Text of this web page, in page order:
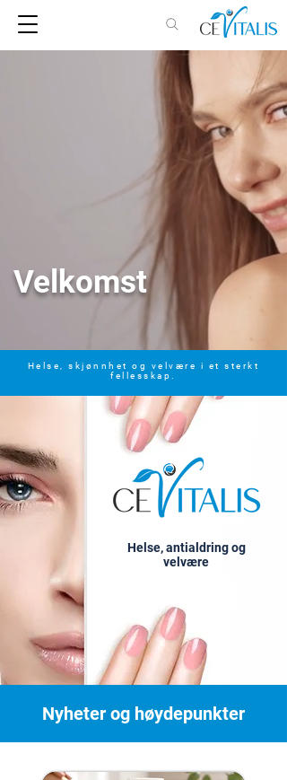
Velkomst
Helse, skjønnhet og velvære i et sterkt
fellesskap.
Helse, antialdring og
velvære
Nyheter og høydepunkter